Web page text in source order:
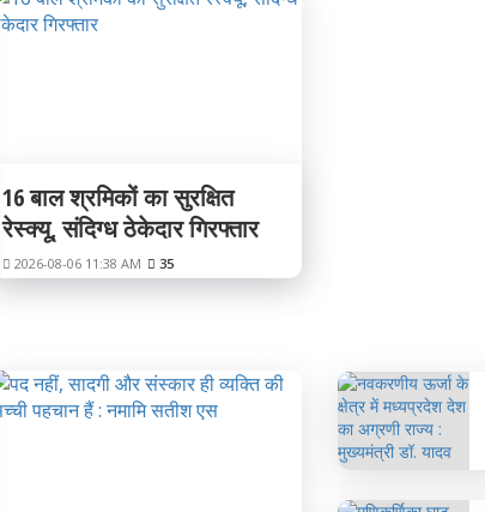
16 बाल श्रमिकों का सुरक्षित
रेस्क्यू, संदिग्ध ठेकेदार गिरफ्तार
2026-08-06 11:38 AM 35